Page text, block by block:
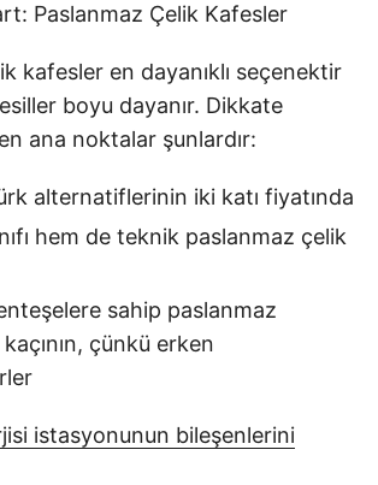
Paslanmaz Çelik Kafesler
kafesler en dayanıklı seçenektir
boyu dayanır. Dikkate
ana noktalar şunlardır:
alternatiflerinin iki katı fiyatında
hem de teknik paslanmaz çelik
sahip paslanmaz
çünkü erken
istasyonunun bileşenlerini